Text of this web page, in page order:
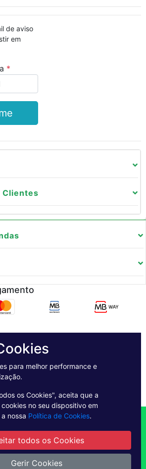
de aviso
em
Condições de Venda
Gerais de Utilização
reclamações online
para melhor performance e
os Cookies", aceita que a
no seu dispositivo em
nossa Política de Cookies.
todos os Cookies
Gerir Cookies